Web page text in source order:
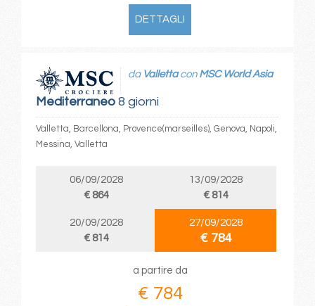
DETTAGLI
Mediterraneo8 giorni
da Vallettacon MSC World Asia
Valletta, Barcellona, Provence(marseilles), Genova, Napoli,
Messina, Valletta
06/09/2028
€ 864
13/09/2028
€ 814
20/09/2028
€ 814
27/09/2028
€ 784
a partire da
€ 784